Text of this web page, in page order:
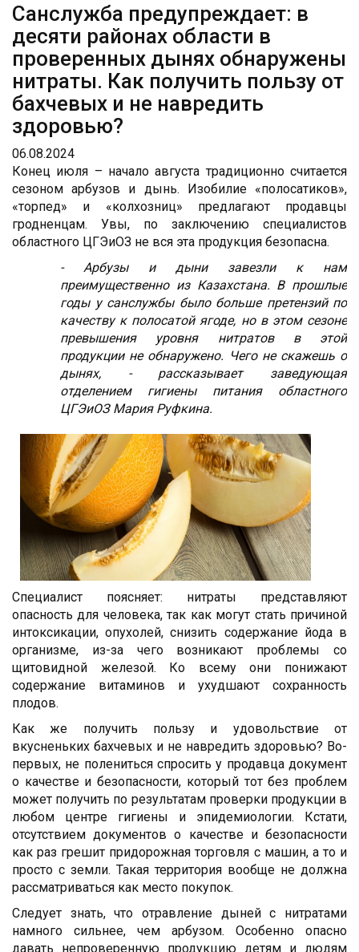
Санслужба предупреждает: в
десяти районах области в
проверенных дынях обнаружены
нитраты. Как получить пользу от
бахчевых и не навредить
здоровью?
06.08.2024
Конец июля – начало августа традиционно считается
сезоном арбузов и дынь. Изобилие «полосатиков»,
«торпед» и «колхозниц» предлагают продавцы
гродненцам. Увы, по заключению специалистов
областного ЦГЭиОЗ не вся эта продукция безопасна.
- Арбузы и дыни завезли к нам
преимущественно из Казахстана. В прошлые
годы у санслужбы было больше претензий по
качеству к полосатой ягоде, но в этом сезоне
превышения уровня нитратов в этой
продукции не обнаружено. Чего не скажешь о
дынях, - рассказывает заведующая
отделением гигиены питания областного
ЦГЭиОЗ Мария Руфкина.
Специалист поясняет: нитраты представляют
опасность для человека, так как могут стать причиной
интоксикации, опухолей, снизить содержание йода в
организме, из-за чего возникают проблемы со
щитовидной железой. Ко всему они понижают
содержание витаминов и ухудшают сохранность
плодов.
Как же получить пользу и удовольствие от
вкусненьких бахчевых и не навредить здоровью? Во-
первых, не полениться спросить у продавца документ
о качестве и безопасности, который тот без проблем
может получить по результатам проверки продукции в
любом центре гигиены и эпидемиологии. Кстати,
отсутствием документов о качестве и безопасности
как раз грешит придорожная торговля с машин, а то и
просто с земли. Такая территория вообще не должна
рассматриваться как место покупок.
Следует знать, что отравление дыней с нитратами
намного сильнее, чем арбузом. Особенно опасно
давать непроверенную продукцию детям и людям